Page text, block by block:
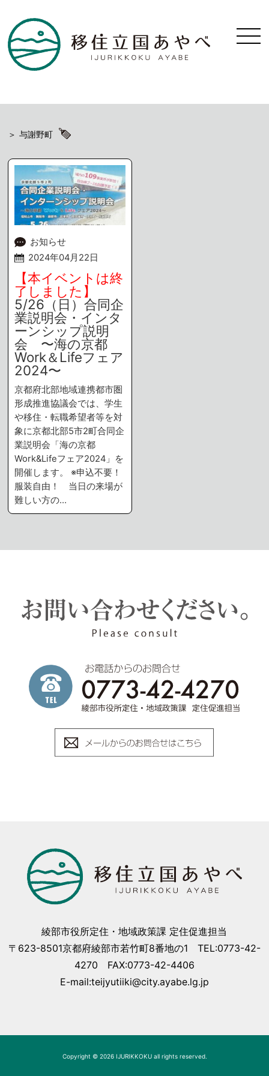
与謝野町
お知らせ
2024年04月22日
【本イベントは終
了しました】
5/26（日）合同企
業説明会・インタ
ーンシップ説明
会 〜海の京都
Work＆Lifeフェア
2024〜
京都府北部地域連携都市圏
形成推進協議会では、学生
や移住・転職希望者等を対
象に京都北部5市2町合同企
業説明会「海の京都
Work&Lifeフェア2024」を
開催します。 ※申込不要！
服装自由！ 当日の来場が
難しい方の…
綾部市役所定住・地域政策課 定住促進担当
〒623-8501京都府綾部市若竹町8番地の1 TEL:0773-42-
4270 FAX:0773-42-4406
E-mail:teijyutiiki@city.ayabe.lg.jp
Copyright © 2026 IJURIKKOKU all rights reserved.